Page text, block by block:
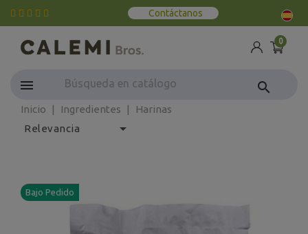
Contáctanos
0
search
Inicio Ingredientes
Harinas
Relevancia

Bajo Pedido